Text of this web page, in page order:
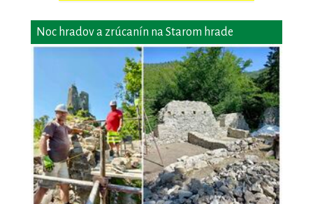
Noc hradov a zrúcanín na Starom hrade